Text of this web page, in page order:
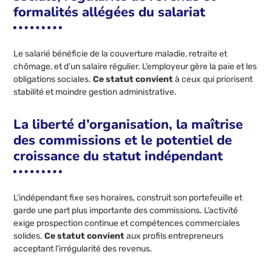
formalités allégées du salariat
Le salarié bénéficie de la couverture maladie, retraite et
chômage, et d’un salaire régulier. L’employeur gère la paie et les
obligations sociales.Ce statut convientà ceux qui priorisent
stabilité et moindre gestion administrative.
La liberté d’organisation, la maîtrise
des commissions et le potentiel de
croissance du statut indépendant
L’indépendant fixe ses horaires, construit son portefeuille et
garde une part plus importante des commissions. L’activité
exige prospection continue et compétences commerciales
solides.Ce statut convientaux profils entrepreneurs
acceptant l’irrégularité des revenus.